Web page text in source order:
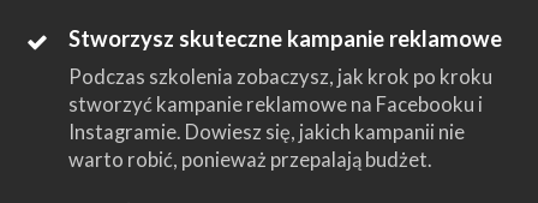
Stworzysz skuteczne kampanie reklamowe
Podczas szkolenia zobaczysz, jak krok po kroku
stworzyć kampanie reklamowe na Facebooku i
Instagramie. Dowiesz się, jakich kampanii nie
warto robić, ponieważ przepalają budżet.